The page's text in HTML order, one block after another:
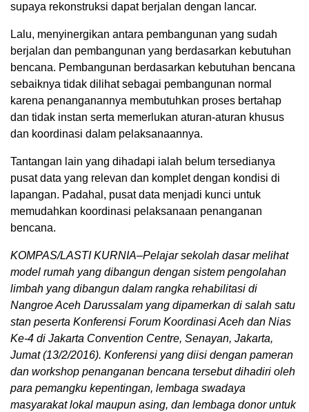
supaya rekonstruksi dapat berjalan dengan lancar.
Lalu, menyinergikan antara pembangunan yang sudah
berjalan dan pembangunan yang berdasarkan kebutuhan
bencana. Pembangunan berdasarkan kebutuhan bencana
sebaiknya tidak dilihat sebagai pembangunan normal
karena penanganannya membutuhkan proses bertahap
dan tidak instan serta memerlukan aturan-aturan khusus
dan koordinasi dalam pelaksanaannya.
Tantangan lain yang dihadapi ialah belum tersedianya
pusat data yang relevan dan komplet dengan kondisi di
lapangan. Padahal, pusat data menjadi kunci untuk
memudahkan koordinasi pelaksanaan penanganan
bencana.
KOMPAS/LASTI KURNIA–Pelajar sekolah dasar melihat
model rumah yang dibangun dengan sistem pengolahan
limbah yang dibangun dalam rangka rehabilitasi di
Nangroe Aceh Darussalam yang dipamerkan di salah satu
stan peserta Konferensi Forum Koordinasi Aceh dan Nias
Ke-4 di Jakarta Convention Centre, Senayan, Jakarta,
Jumat (13/2/2016). Konferensi yang diisi dengan pameran
dan workshop penanganan bencana tersebut dihadiri oleh
para pemangku kepentingan, lembaga swadaya
masyarakat lokal maupun asing, dan lembaga donor untuk